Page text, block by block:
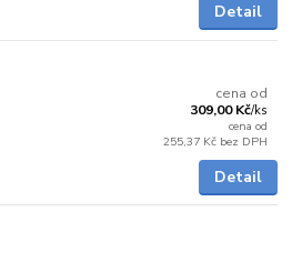
Detail
cena od
309,00 Kč/ks
cena od
255,37 Kč bez DPH
Detail